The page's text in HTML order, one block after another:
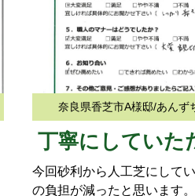
奈良県香芝市A様邸/あんず
丁寧にしていた
今回砂利から人工芝にして
の負担が減ったと思います。